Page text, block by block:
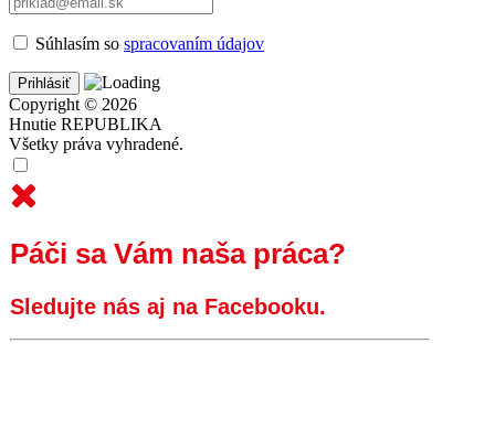
Súhlasím so spracovaním údajov
Copyright © 2026
Hnutie REPUBLIKA
Všetky práva vyhradené.
Páči sa Vám naša práca?
Sledujte nás aj na Facebooku.